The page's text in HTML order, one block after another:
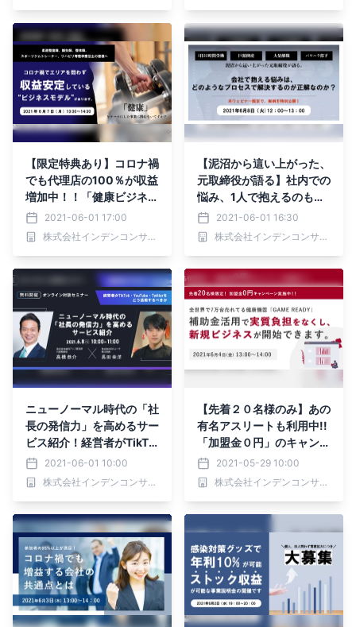
【限定特典あり】コロナ禍
でも代理店の100％が収益
増加中！！「健康ビジネス
の代理店募集セミナー」
2021-06-01 17:00
株式会社インデンコンサルティング
【泥沼から這い上がった、
元取締役が語る】社内での
悩み、1人で抱えるのもう
終わりにしませんか？
2021-06-01 16:30
株式会社インデンコンサルティング
ニューノーマル時代の「社
長の発信力」を高めるサー
ビス紹介！経営者がTikTo
k・YouTube・ Twitterを
どう活用するべきか
2021-06-01 10:00
株式会社インデンコンサルティング
【先着２０名様のみ】あの
有名アスリートも利用中!!
「加盟金０円」のキャンペ
ーンが遂に始動！
2021-05-29 10:00
株式会社インデンコンサルティング